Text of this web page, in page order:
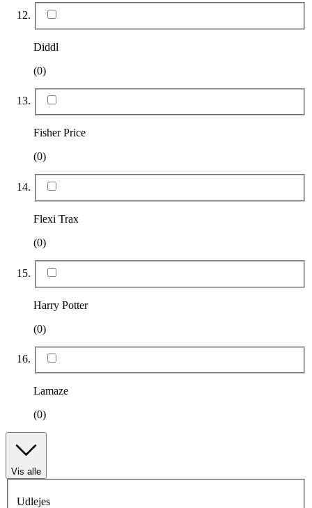
Diddl
(0)
Fisher Price
(0)
Flexi Trax
(0)
Harry Potter
(0)
Lamaze
(0)
Vis alle
Udlejes